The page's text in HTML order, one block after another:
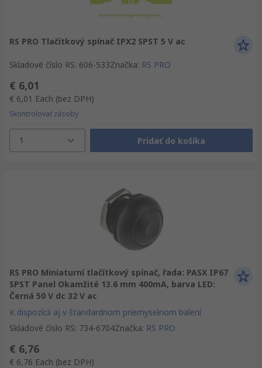
RS PRO Tlačítkový spínač IPX2 SPST 5 V ac
Skladové číslo RS: 606-533Značka: RS PRO
€ 6,01
€ 6,01 Each (bez DPH)
Skontrolovať zásoby
1 Pridať do košíka
RS PRO Miniaturní tlačítkový spínač, řada: PASX IP67
SPST Panel Okamžité 13.6 mm 400mA, barva LED:
Černá 50 V dc 32 V ac
K dispozícii aj v štandardnom priemyselnom balení
Skladové číslo RS: 734-6704Značka: RS PRO
€ 6,76
€ 6,76 Each (bez DPH)